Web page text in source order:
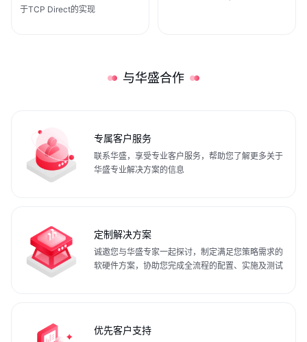
于TCP Direct的实现
与华盛合作
专属客户服务
联系华盛，享受专业客户服务，帮助您了解更多关于
华盛专业解决方案的信息
定制解决方案
诚邀您与华盛专家一起探讨，制定满足您策略需求的
软硬件方案，协助您完成全流程的配置、实施及测试
优先客户支持